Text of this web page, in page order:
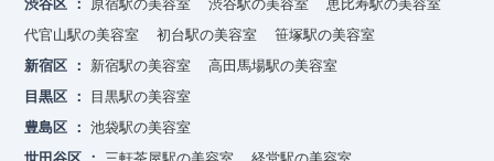
渋谷区
原宿駅の美容室 渋谷駅の美容室
恵比寿駅の美容室
代官山駅の美容室
初台駅の美容室
笹塚駅の美容室
新宿区
新宿駅の美容室
高田馬場駅の美容室
目黒区
目黒駅の美容室
豊島区
池袋駅の美容室